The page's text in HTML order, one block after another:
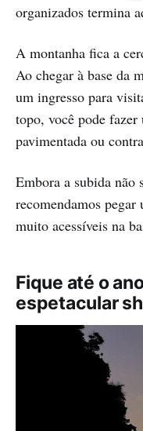
organizados termina
A montanha fica a
Ao chegar à base da
um ingresso para
topo, você pode fazer
pavimentada ou
Embora a subida não
recomendamos
muito acessíveis na
Fique até o
espetacular